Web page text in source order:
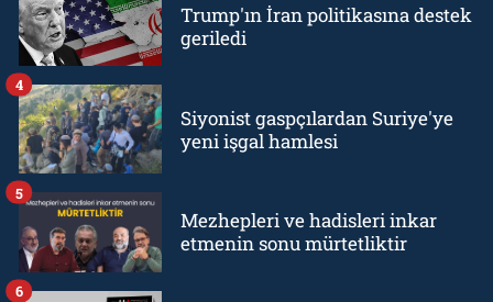
Trump'ın İran politikasına destek
geriledi
Siyonist gaspçılardan Suriye'ye
yeni işgal hamlesi
4
Mezhepleri ve hadisleri inkar
etmenin sonu mürtetliktir
5
6